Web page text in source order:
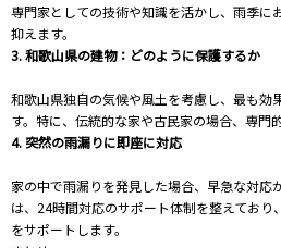
専門家としての技術や知識を活かし、雨季に
抑えます。
3. 和歌山県の建物：どのように保護するか
和歌山県独自の気候や風土を考慮し、最も効
す。特に、伝統的な家や古民家の場合、専門
4. 突然の雨漏りに即座に対応
家の中で雨漏りを発見した場合、早急な対応
は、24時間対応のサポート体制を整えており
をサポートします。